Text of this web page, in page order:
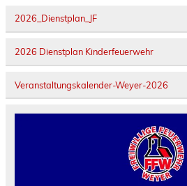
2026_Dienstplan_JF
2026 Dienstplan Kinderfeuerwehr
Veranstaltungskalender-Weyer-2026